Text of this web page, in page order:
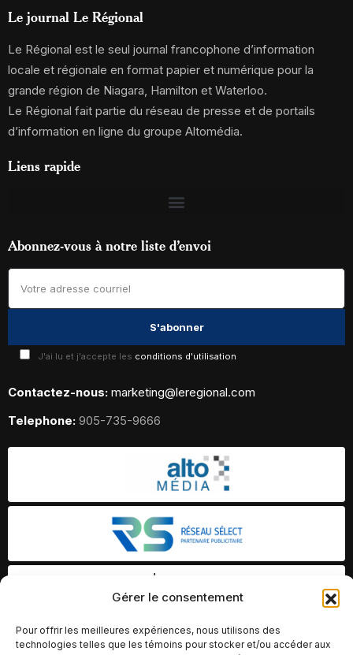
Gérer le consentement
Pour offrir les meilleures expériences, nous utilisons des
technologies telles que les témoins pour stocker et/ou accéder aux
Le journal Le Régional
Le Régional est le seul journal francophone d’information
locale et régionale en format papier et numérique pour la
grande région de Niagara, Hamilton et Waterloo.
Le Régional fait partie du réseau de presse et de portails
d’information en ligne du groupe Altomédia.
Liens rapide
Abonnez-vous à notre liste d’envoi
J'ai lu et j'accepte les conditions d'utilisation
Contactez-nous: marketing@leregional.com
Telephone: 905-735-9666